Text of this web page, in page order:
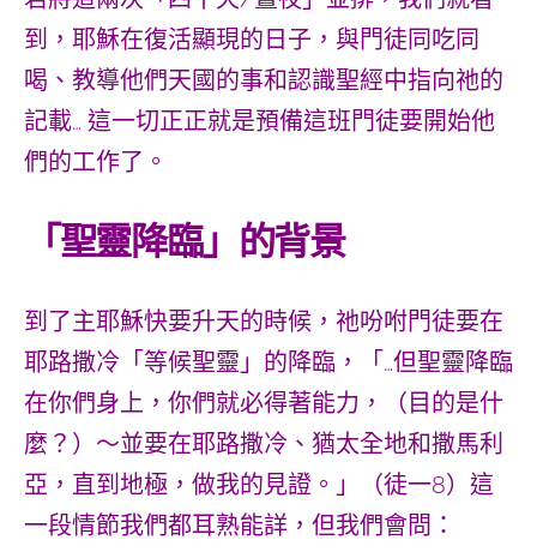
到，耶穌在復活顯現的日子，與門徒同吃同
喝、教導他們天國的事和認識聖經中指向祂的
記載… 這一切正正就是預備這班門徒要開始他
們的工作了。
「聖靈降臨」的背景
到了主耶穌快要升天的時候，祂吩咐門徒要在
耶路撒冷「 等候聖靈」的降臨，「…但聖靈降臨
在你們身上，你們就必得著能力，（目的是什
麼？）～並要在耶路撒冷、猶太全地和撒馬利
亞，直到地極，做我的見證。」（徒一8）這
一段情節我們都耳熟能詳，但我們會問：